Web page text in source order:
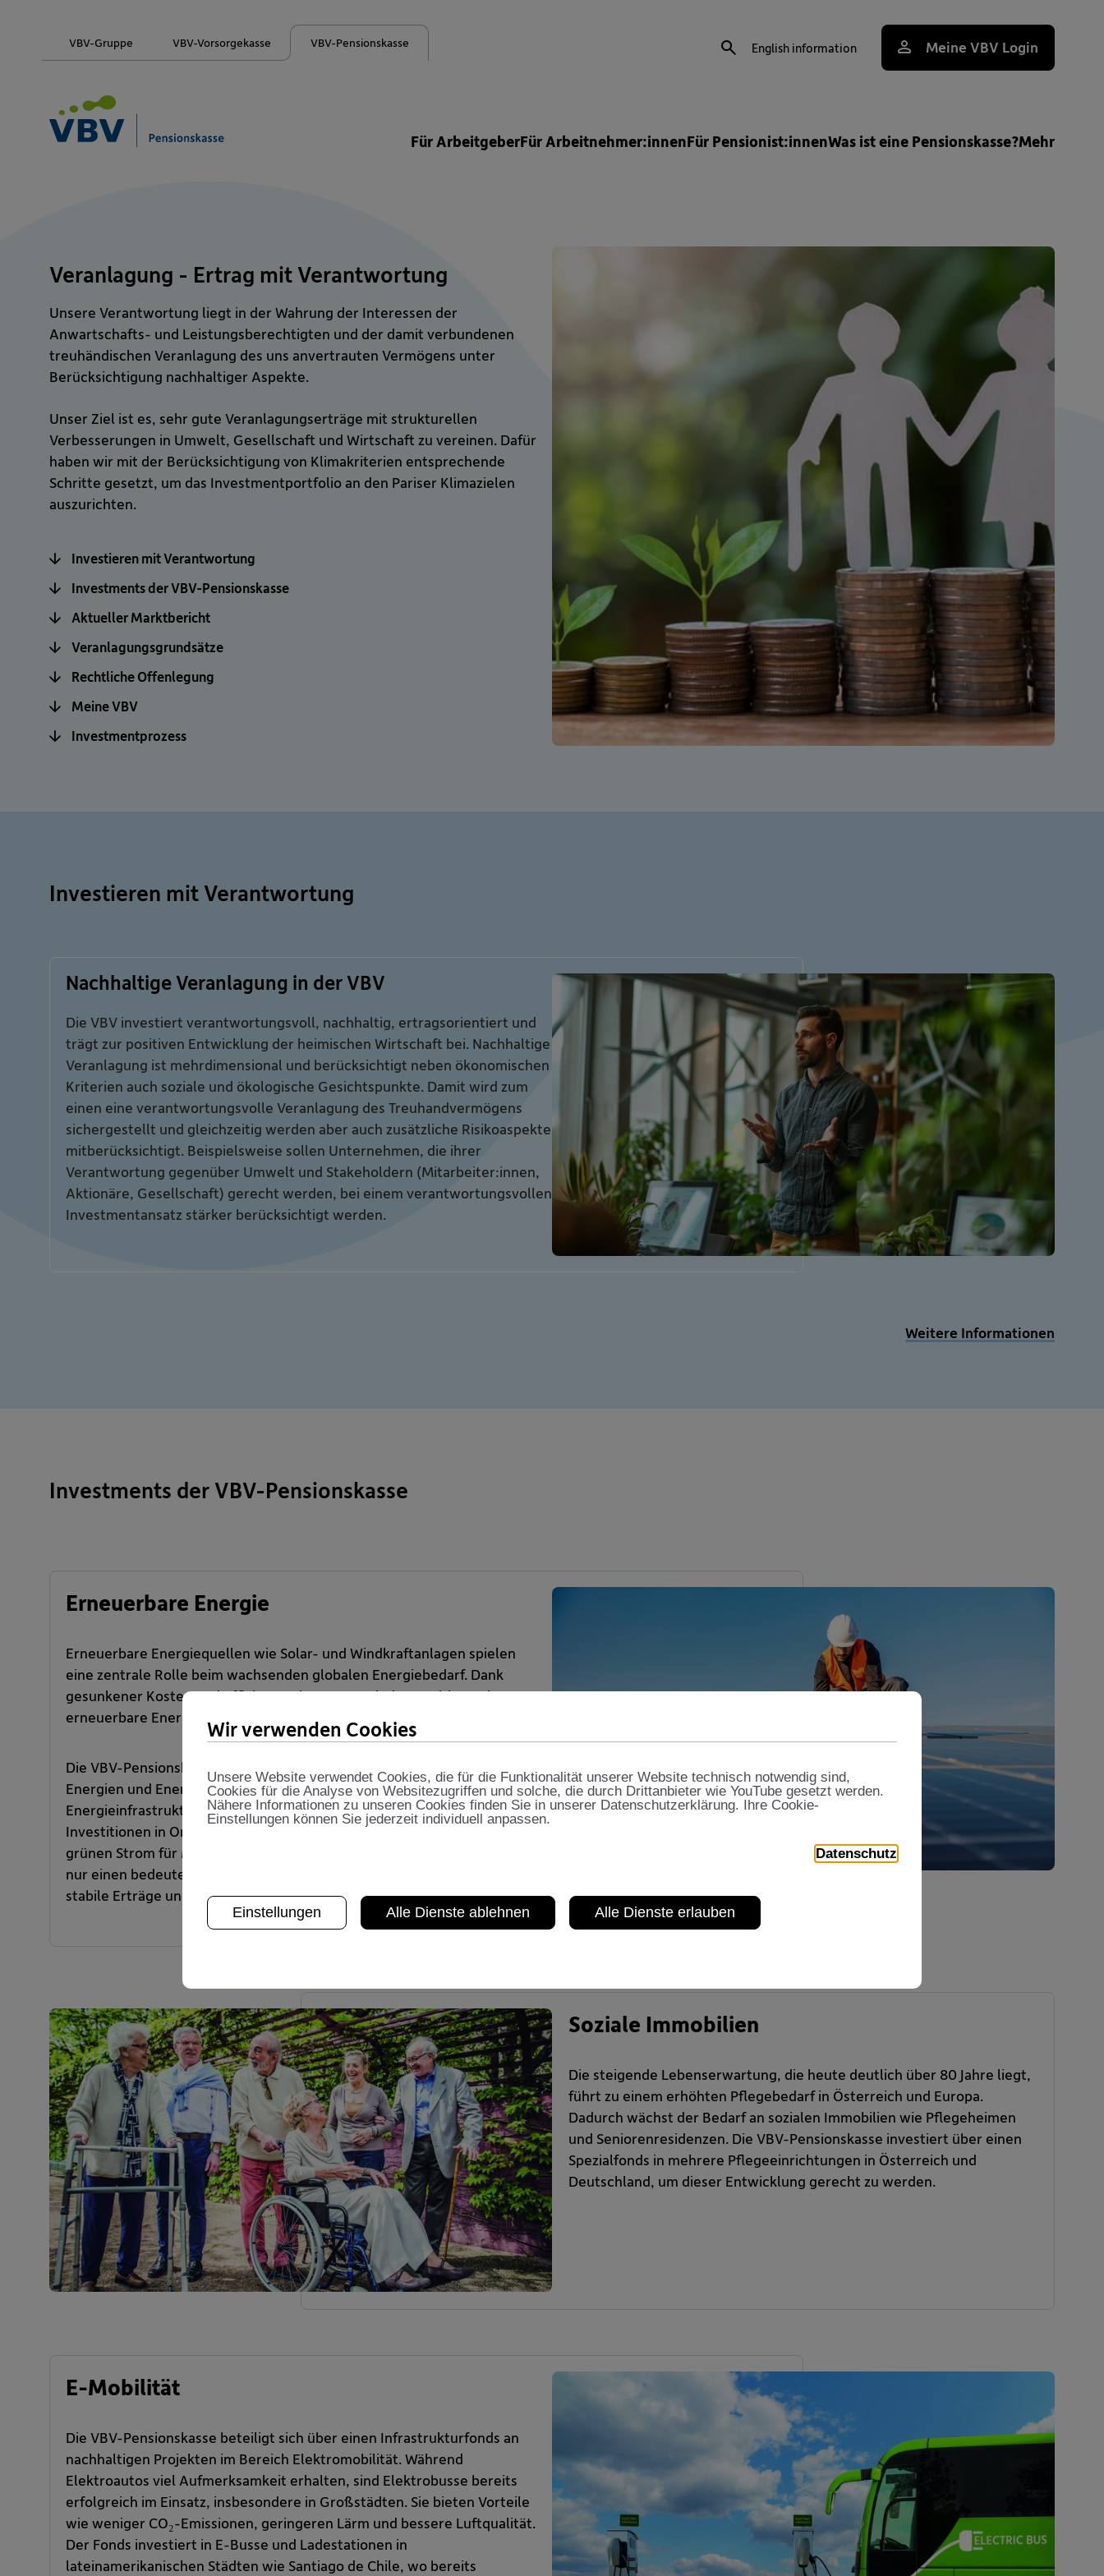
VBV-Gruppe VBV-Vorsorgekasse VBV-Pensionskasse
SucheEnglish information Meine VBV Login
Für ArbeitgeberFür Arbeitnehmer:innenFür Pensionist:innenWas ist eine Pensionskasse?Mehr
Veranlagung - Ertrag mit Verantwortung
Unsere Verantwortung liegt in der Wahrung der Interessen der
Anwartschafts- und Leistungsberechtigten und der damit verbundenen
treuhändischen Veranlagung des uns anvertrauten Vermögens unter
Berücksichtigung nachhaltiger Aspekte.
Unser Ziel ist es, sehr gute Veranlagungserträge mit strukturellen
Verbesserungen in Umwelt, Gesellschaft und Wirtschaft zu vereinen. Dafür
haben wir mit der Berücksichtigung von Klimakriterien entsprechende
Schritte gesetzt, um das Investmentportfolio an den Pariser Klimazielen
auszurichten.
Investieren mit Verantwortung
Investments der VBV-Pensionskasse
Aktueller Marktbericht
Veranlagungsgrundsätze
Rechtliche Offenlegung
Meine VBV
Investmentprozess
Investieren mit Verantwortung
Nachhaltige Veranlagung in der VBV
Die VBV investiert verantwortungsvoll, nachhaltig, ertragsorientiert und
trägt zur positiven Entwicklung der heimischen Wirtschaft bei. Nachhaltige
Veranlagung ist mehrdimensional und berücksichtigt neben ökonomischen
Kriterien auch soziale und ökologische Gesichtspunkte. Damit wird zum
einen eine verantwortungsvolle Veranlagung des Treuhandvermögens
sichergestellt und gleichzeitig werden aber auch zusätzliche Risikoaspekte
mitberücksichtigt. Beispielsweise sollen Unternehmen, die ihrer
Verantwortung gegenüber Umwelt und Stakeholdern (Mitarbeiter:innen,
Aktionäre, Gesellschaft) gerecht werden, bei einem verantwortungsvollen
Investmentansatz stärker berücksichtigt werden.
Weitere Informationen
Investments der VBV-Pensionskasse
Erneuerbare Energie
Erneuerbare Energiequellen wie Solar- und Windkraftanlagen spielen
eine zentrale Rolle beim wachsenden globalen Energiebedarf. Dank
gesunkener Kosten und Effizienzsteigerungen sind Investitionen in
erneuerbare Energien heute auch für institutionelle Anleger attraktiv.
Die VBV-Pensionskasse konzentriert sich auf Fonds für erneuerbare
Energien und Energietransitionen, um mit ihrem Kapital nachhaltige
Energieinfrastrukturen zu errichten. Unsere global aufgestellten
Investitionen in Onshore- und Offshore-Windparks liefern mittlerweile
grünen Strom für Millionen Haushalte. Diese Investitionen leisten nicht
nur einen bedeutenden Beitrag zur Energiewende, sondern bieten auch
stabile Erträge und langfristige Renditen.
Soziale Immobilien
Die steigende Lebenserwartung, die heute deutlich über 80 Jahre liegt,
führt zu einem erhöhten Pflegebedarf in Österreich und Europa.
Dadurch wächst der Bedarf an sozialen Immobilien wie Pflegeheimen
und Seniorenresidenzen. Die VBV-Pensionskasse investiert über einen
Spezialfonds in mehrere Pflegeeinrichtungen in Österreich und
Deutschland, um dieser Entwicklung gerecht zu werden.
E-Mobilität
Die VBV-Pensionskasse beteiligt sich über einen Infrastrukturfonds an
nachhaltigen Projekten im Bereich Elektromobilität. Während
Elektroautos viel Aufmerksamkeit erhalten, sind Elektrobusse bereits
erfolgreich im Einsatz, insbesondere in Großstädten. Sie bieten Vorteile
wie weniger CO₂-Emissionen, geringeren Lärm und bessere Luftqualität.
Der Fonds investiert in E-Busse und Ladestationen in
lateinamerikanischen Städten wie Santiago de Chile, wo bereits
Wir verwenden Cookies
Unsere Website verwendet Cookies, die für die Funktionalität unserer Website technisch notwendig sind,
Cookies für die Analyse von Websitezugriffen und solche, die durch Drittanbieter wie YouTube gesetzt werden.
Nähere Informationen zu unseren Cookies finden Sie in unserer Datenschutzerklärung. Ihre Cookie-
Einstellungen können Sie jederzeit individuell anpassen.
Datenschutz
Einstellungen Alle Dienste ablehnen Alle Dienste erlauben